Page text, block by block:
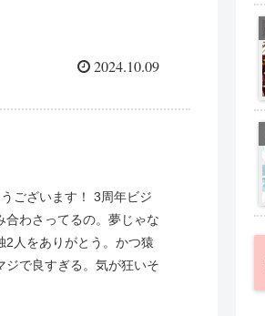
2024.10.09
ございます！ 3周年ビジ
合わさってるの。夢じゃな
2人をありがとう。かつ猿
ジで良すぎる。気が狂いそ